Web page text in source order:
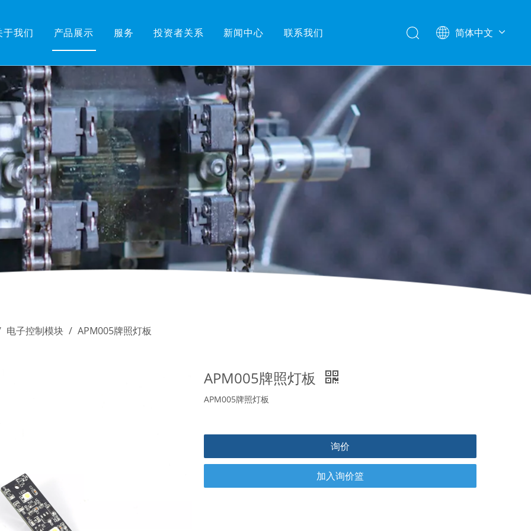
于我们 产品展示 服务 投资者关系 新闻中心 联系我们 简体中文
电子控制模块 / APM005牌照灯板
APM005牌照灯板
APM005牌照灯板
询价
加入询价篮